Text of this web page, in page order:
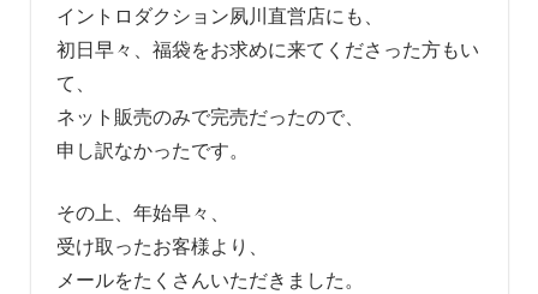
イントロダクション夙川直営店にも、
初日早々、福袋をお求めに来てくださった方もい
て、
ネット販売のみで完売だったので、
申し訳なかったです。
その上、年始早々、
受け取ったお客様より、
メールをたくさんいただきました。